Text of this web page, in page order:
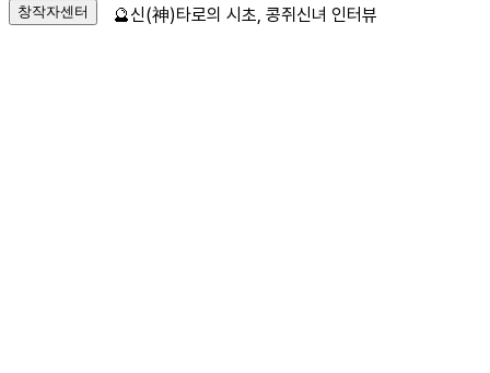
창작자센터 🔮신(神)타로의 시초, 콩쥐신녀 인터뷰